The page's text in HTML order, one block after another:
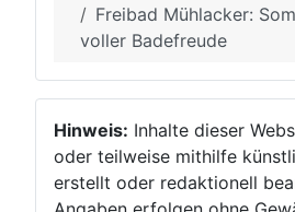
Freibad Mühlacker:
voller Badefreude
Hinweis: Inhalte dieser
oder teilweise mithilfe
erstellt oder redaktionell